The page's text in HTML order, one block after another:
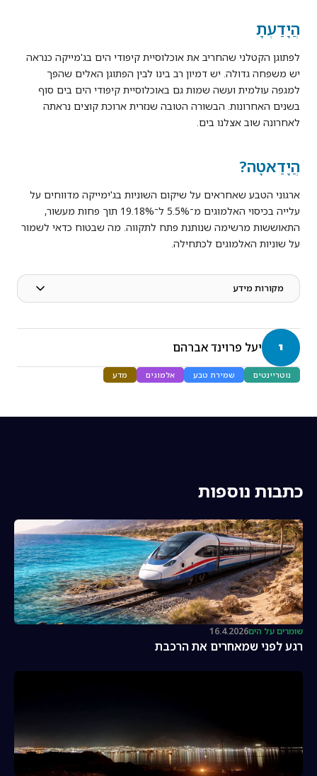
הֲיָדַעְתָ
לפתוגן הקטלני שהחריב את אוכלוסיית קיפודי הים בג'מייקה כנראה
יש משפחה גדולה. יש דמיון רב בינו לבין הפתוגן האלים שהפך
למגפה עולמית ועשה שמות גם באוכלוסיית קיפודי הים בים סוף
בשנים האחרונות. הבשורה הטובה שנזרית ארוכת קוצים נראתה
לאחרונה שוב אצלנו בים.
הֲיָדַאטָה?
ארגוני הטבע שאחראים על שיקום השוניות בג'ימייקה מדווחים על
עלייה בכיסוי האלמוגים מ־5.5% ל־19.18% תוך פחות מעשור,
התאוששות מרשימה שנותנת פתח לתקווה. מה שבטוח כדאי לשמור
על שוניות האלמוגים לכתחילה.
מקורות מידע
י יעל פרוינד אברהם
נוטריינטים שמירת טבע אלמוגים מדע
כתבות נוספות
שומרים על הים16.4.2026
רגע לפני שמאחרים את הרכבת